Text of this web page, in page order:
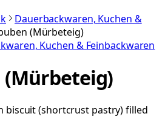
Dauerbackwaren, Kuchen &
(Mürbeteig)
Kuchen & Feinbackwaren
(Mürbeteig)
biscuit (shortcrust pastry) filled